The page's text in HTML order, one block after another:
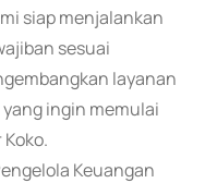
siap menjalankan
sesuai
layanan
ingin memulai
Keuangan